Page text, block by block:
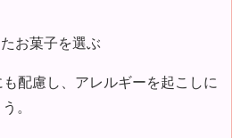
お菓子を選ぶ
配慮し、アレルギーを起こしに
。